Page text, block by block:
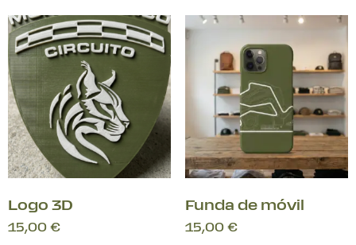
Logo 3D
15,00 €
Funda de móvil
15,00 €